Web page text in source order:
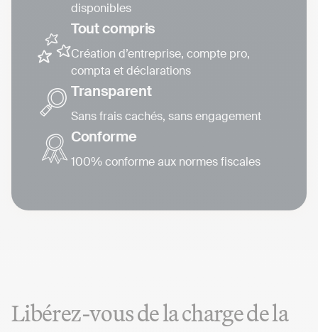
disponibles
Tout compris
Création d’entreprise, compte pro,
compta et déclarations
Transparent
Sans frais cachés, sans engagement
Conforme
100% conforme aux normes fiscales
Libérez-vous de la charge de la